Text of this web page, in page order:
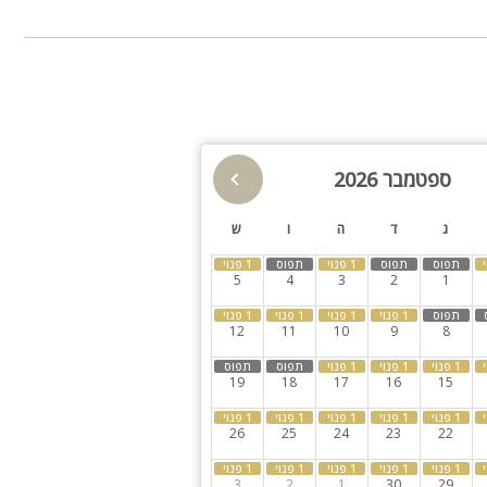
כלי בישול
ספטמבר 2026
ג ד ה ו ש
1
2
3
4
5
8
9
10
11
12
15
16
17
18
19
22
23
24
25
26